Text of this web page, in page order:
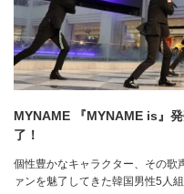
MYNAME 『MYNAME is』
了！
個性豊かなキャラクター、その歌
ァンを魅了してきた韓国男性5人